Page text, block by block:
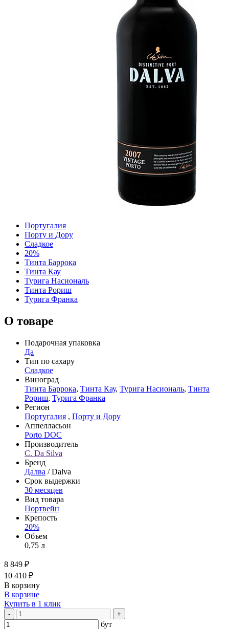
Португалия
Порту и Дору
Сладкое
20%
Тинта Баррока
Тинта Кау
Турига Насиональ
Тинта Рориш
Турига Франка
О товаре
Подарочная упаковка
Да
Тип по сахару
Сладкое
Виноград
Тинта Баррока, Тинта Кау, Турига Насиональ, Тинта
Рориш, Турига Франка
Регион
Португалия , Порту и Дору
Аппелласьон
Porto DOC
Производитель
С. Da Silva
Бренд
Далва / Dalva
Срок выдержки
30 месяцев
Вид товара
Портвейн
Крепость
20%
Объем
0,75 л
8 849 ₽
10 410 ₽
В корзину
В корзине
Купить в 1 клик
- +
бут